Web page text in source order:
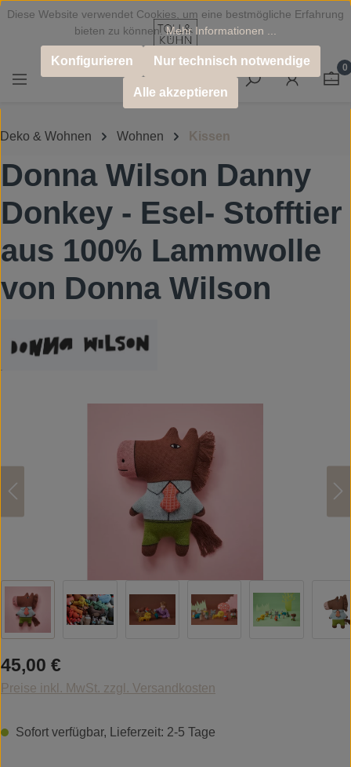
Zum Hauptinhalt springen
0
Deko & Wohnen Wohnen Kissen
Donna Wilson Danny
Donkey - Esel- Stofftier
aus 100% Lammwolle
von Donna Wilson
Regulärer Preis:
45,00 €
Preise inkl. MwSt. zzgl. Versandkosten
Sofort verfügbar, Lieferzeit: 2-5 Tage
Diese Website verwendet Cookies, um eine bestmögliche Erfahrung
bieten zu können.Mehr Informationen ...
Nur technisch notwendige
Konfigurieren
Alle akzeptieren